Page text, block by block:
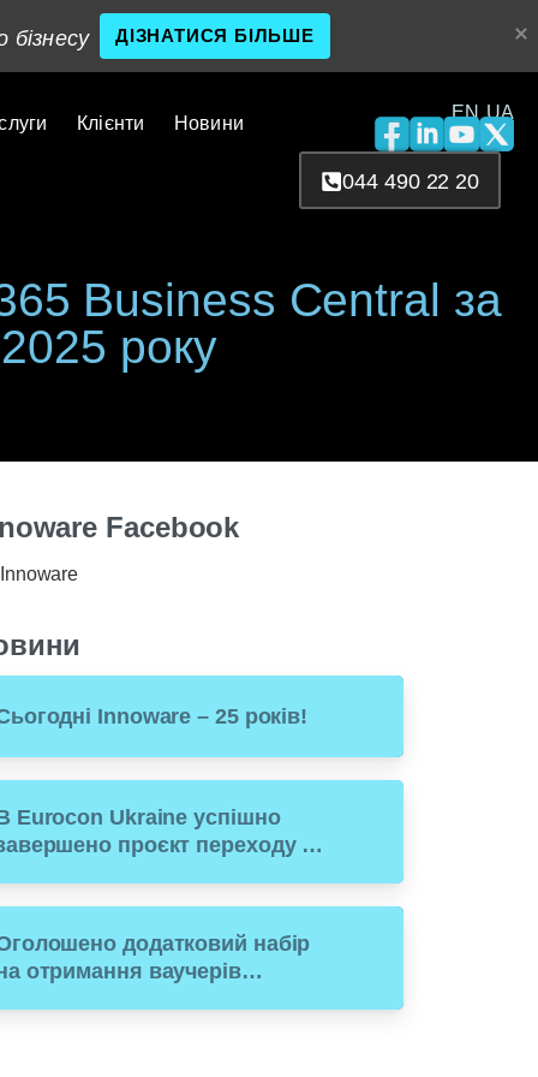
Клієнти Новини
EN UA
044 490 22 20
Business Central за
року
Facebook
Innoware
Innoware – 25 років!
Eurocon Ukraine успішно
проєкт переходу з
Central
додатковий набір
отримання ваучерів
ДІЗНАТИСЯ БІЛЬШЕ